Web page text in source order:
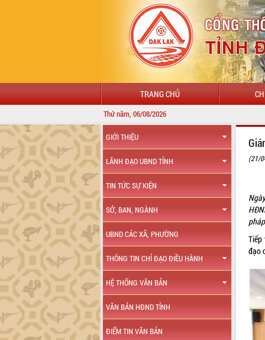
TRANG CHỦ
Thứ năm, 06/08/2026
GIỚI THIỆU
LÃNH ĐẠO UBND TỈNH
TIN TỨC SỰ KIỆN
SỞ, BAN, NGÀNH
UBND CÁC XÃ, PHƯỜNG
THÔNG TIN CHỈ ĐẠO ĐIỀU HÀNH
HỆ THỐNG VĂN BẢN
VĂN BẢN HĐND TỈNH
ĐIỂM TIN VĂN BẢN
(21/
đạo